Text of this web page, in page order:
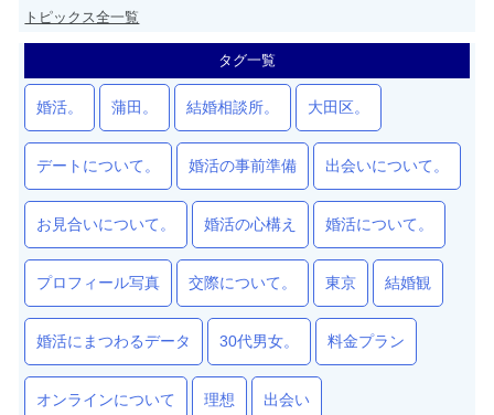
トピックス全一覧
タグ一覧
婚活。 蒲田。 結婚相談所。 大田区。
デートについて。 婚活の事前準備 出会いについて。
お見合いについて。 婚活の心構え 婚活について。
プロフィール写真 交際について。 東京 結婚観
婚活にまつわるデータ 30代男女。 料金プラン
オンラインについて 理想 出会い